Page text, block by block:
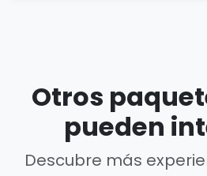
Otros
pueden
Descubre más